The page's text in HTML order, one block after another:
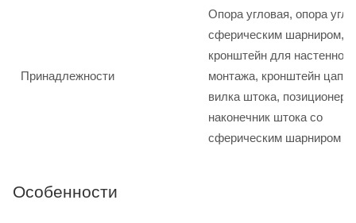
Принадлежности
Опора угловая, опора
сферическим шарниром,
кронштейн для настенного
монтажа, кронштейн
вилка штока, позиционер
наконечник штока со
сферическим шарниром
Особенности